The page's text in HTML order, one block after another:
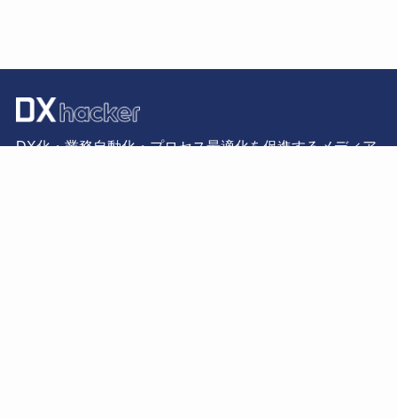
DX化・業務自動化・プロセス最適化を促進するメディア